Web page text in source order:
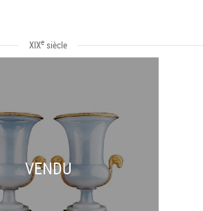
XIXesiècle
VENDU